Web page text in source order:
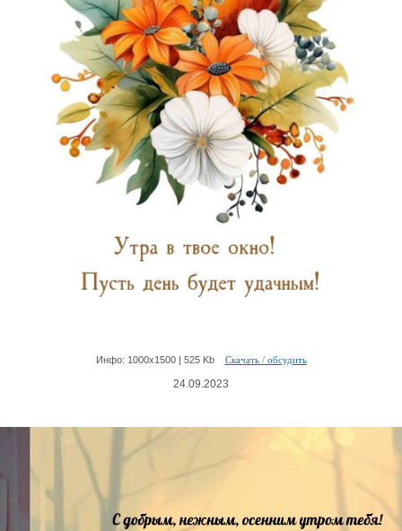
Инфо: 1000х1500 | 525 Kb Скачать / обсудить
24.09.2023